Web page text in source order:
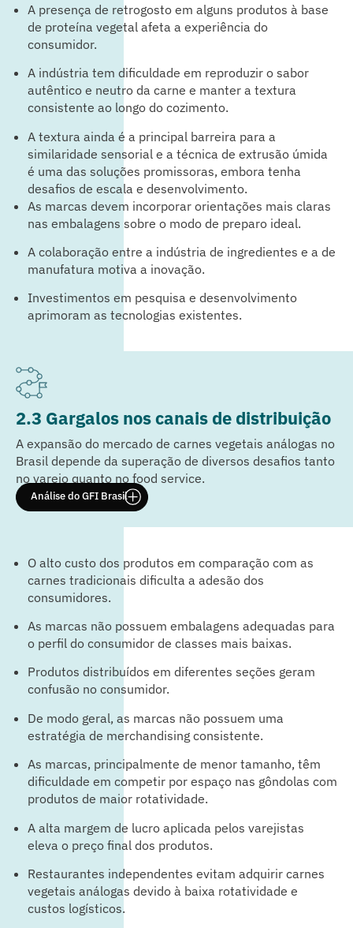
A presença de retrogosto em alguns produtos à base
de proteína vegetal afeta a experiência do
consumidor.
A indústria tem dificuldade em reproduzir o sabor
autêntico e neutro da carne e manter a textura
consistente ao longo do cozimento.
A textura ainda é a principal barreira para a
similaridade sensorial e a técnica de extrusão úmida
é uma das soluções promissoras, embora tenha
desafios de escala e desenvolvimento.
As marcas devem incorporar orientações mais claras
nas embalagens sobre o modo de preparo ideal.
A colaboração entre a indústria de ingredientes e a de
manufatura motiva a inovação.
Investimentos em pesquisa e desenvolvimento
aprimoram as tecnologias existentes.
2.3 Gargalos nos canais de distribuição
A expansão do mercado de carnes vegetais análogas no
Brasil depende da superação de diversos desafios tanto
no varejo quanto no food service.
Análise do GFI Brasil
O alto custo dos produtos em comparação com as
carnes tradicionais dificulta a adesão dos
consumidores.
As marcas não possuem embalagens adequadas para
o perfil do consumidor de classes mais baixas.
Produtos distribuídos em diferentes seções geram
confusão no consumidor.
De modo geral, as marcas não possuem uma
estratégia de merchandising consistente.
As marcas, principalmente de menor tamanho, têm
dificuldade em competir por espaço nas gôndolas com
produtos de maior rotatividade.
A alta margem de lucro aplicada pelos varejistas
eleva o preço final dos produtos.
Restaurantes independentes evitam adquirir carnes
vegetais análogas devido à baixa rotatividade e
custos logísticos.